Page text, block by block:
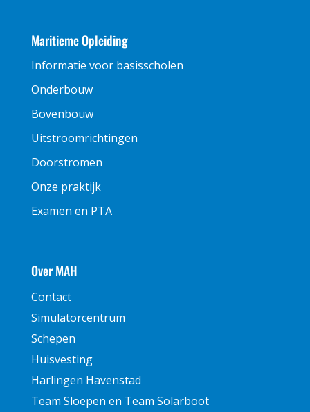
Maritieme Opleiding
Informatie voor basisscholen
Onderbouw
Bovenbouw
Uitstroomrichtingen
Doorstromen
Onze praktijk
Examen en PTA
Over MAH
Contact
Simulatorcentrum
Schepen
Huisvesting
Harlingen Havenstad
Team Sloepen en Team Solarboot